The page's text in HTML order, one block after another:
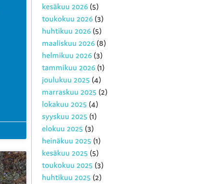
kesäkuu 2026 (5)
toukokuu 2026 (3)
huhtikuu 2026 (5)
maaliskuu 2026 (8)
helmikuu 2026 (3)
tammikuu 2026 (1)
joulukuu 2025 (4)
marraskuu 2025 (2)
lokakuu 2025 (4)
syyskuu 2025 (1)
elokuu 2025 (3)
heinäkuu 2025 (1)
kesäkuu 2025 (5)
toukokuu 2025 (3)
huhtikuu 2025 (2)